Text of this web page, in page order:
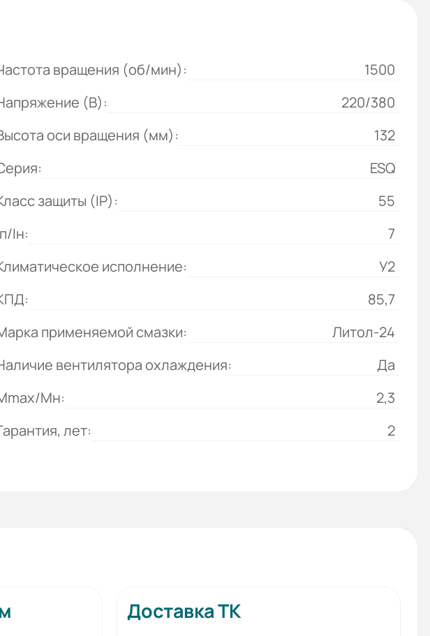
вращения (об/мин):
1500
(В):
220/380
оси вращения (мм):
132
ESQ
защиты (IP):
55
Iн:
7
исполнение:
У2
85,7
применяемой смазки:
Литол-24
вентилятора охлаждения:
Да
Mн:
2,3
лет:
2
Доставка ТК